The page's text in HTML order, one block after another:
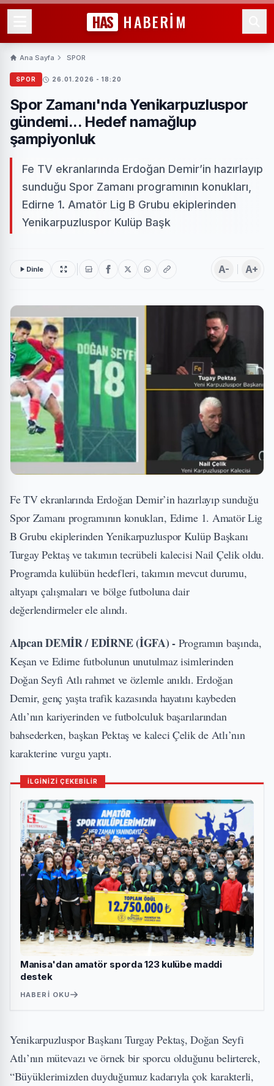
HAS HABERİM
Ana Sayfa SPOR
SPOR 26.01.2026 - 18:20
Spor Zamanı'nda Yenikarpuzluspor
gündemi... Hedef namağlup
şampiyonluk
Fe TV ekranlarında Erdoğan Demir’in hazırlayıp
sunduğu Spor Zamanı programının konukları,
Edirne 1. Amatör Lig B Grubu ekiplerinden
Yenikarpuzluspor Kulüp Başk
Dinle A- A+
Fe TV ekranlarında Erdoğan Demir’in hazırlayıp sunduğu
Spor Zamanı programının konukları, Edirne 1. Amatör Lig
B Grubu ekiplerinden Yenikarpuzluspor Kulüp Başkanı
Turgay Pektaş ve takımın tecrübeli kalecisi Nail Çelik oldu.
Programda kulübün hedefleri, takımın mevcut durumu,
altyapı çalışmaları ve bölge futboluna dair
değerlendirmeler ele alındı.
Alpcan DEMİR / EDİRNE (İGFA) - Programın başında,
Keşan ve Edirne futbolunun unutulmaz isimlerinden
Doğan Seyfi Atlı rahmet ve özlemle anıldı. Erdoğan
Demir, genç yaşta trafik kazasında hayatını kaybeden
Atlı’nın kariyerinden ve futbolculuk başarılarından
bahsederken, başkan Pektaş ve kaleci Çelik de Atlı’nın
karakterine vurgu yaptı.
İLGİNİZİ ÇEKEBİLİR
Manisa'dan amatör sporda 123 kulübe maddi
destek
HABERI OKU
Yenikarpuzluspor Başkanı Turgay Pektaş, Doğan Seyfi
Atlı’nın mütevazı ve örnek bir sporcu olduğunu belirterek,
“Büyüklerimizden duyduğumuz kadarıyla çok karakterli,